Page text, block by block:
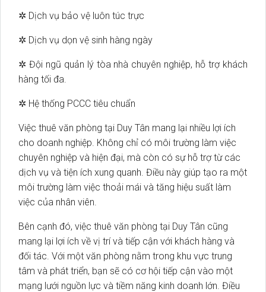
✲ Dịch vụ bảo vệ luôn túc trực
✲ Dịch vụ dọn vệ sinh hàng ngày
✲ Đội ngũ quản lý tòa nhà chuyên nghiệp, hỗ trợ khách
hàng tối đa.
✲ Hệ thống PCCC tiêu chuẩn
Việc thuê văn phòng tại Duy Tân mang lại nhiều lợi ích
cho doanh nghiệp. Không chỉ có môi trường làm việc
chuyên nghiệp và hiện đại, mà còn có sự hỗ trợ từ các
dịch vụ và tiện ích xung quanh. Điều này giúp tạo ra một
môi trường làm việc thoải mái và tăng hiệu suất làm
việc của nhân viên.
Bên cạnh đó, việc thuê văn phòng tại Duy Tân cũng
mang lại lợi ích về vị trí và tiếp cận với khách hàng và
đối tác. Với một văn phòng nằm trong khu vực trung
tâm và phát triển, bạn sẽ có cơ hội tiếp cận vào một
mạng lưới nguồn lực và tiềm năng kinh doanh lớn. Điều